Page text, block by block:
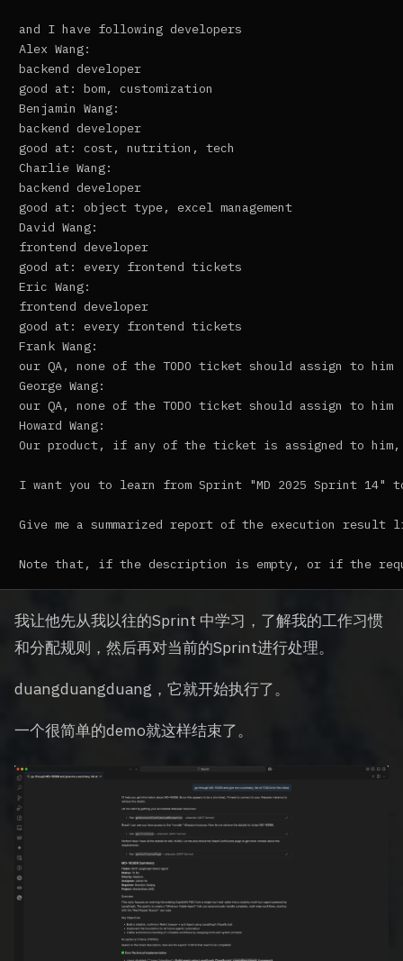
and I have following developers
Alex Wang:
backend developer
good at: bom, customization
Benjamin Wang:
backend developer
good at: cost, nutrition, tech
Charlie Wang:
backend developer
good at: object type, excel management
David Wang:
frontend developer
good at: every frontend tickets
Eric Wang:
frontend developer
good at: every frontend tickets
Frank Wang:
our QA, none of the TODO ticket should assign to him
George Wang:
our QA, none of the TODO ticket should assign to him
Howard Wang:
Our product, if any of the ticket is assigned to him,
I want you to learn from Sprint "MD 2025 Sprint
Give me a summarized report of the execution
我让他先从我以往的Sprint 中学习，了解我的工作习惯
和分配规则，然后再对当前的Sprint进行处理。
duangduangduang，它就开始执行了。
一个很简单的demo就这样结束了。